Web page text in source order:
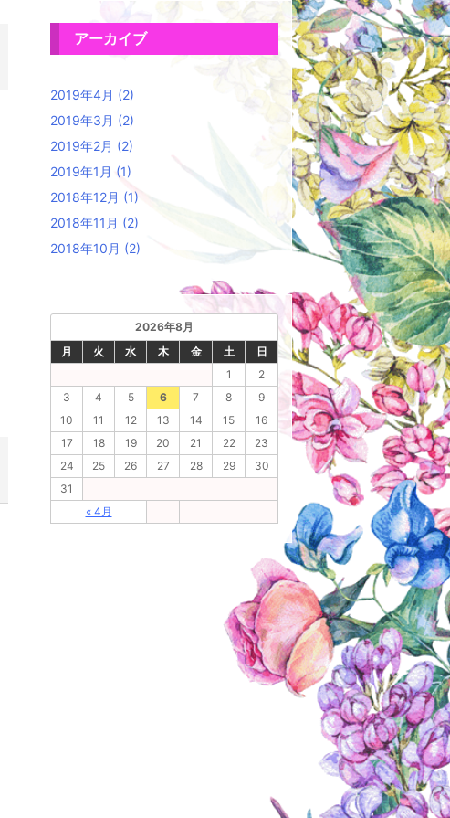
アーカイブ
2019年4月 (2)
2019年3月 (2)
2019年2月 (2)
2019年1月 (1)
2018年12月 (1)
2018年11月 (2)
2018年10月 (2)
2026年8月
月
火 水 木 金 土 日
« 4月
1
2
3
4 5 6 7 8
9
10
11 12 13 14 15
16
17
18 19 20 21 22
23
24
25 26 27 28 29
30
31